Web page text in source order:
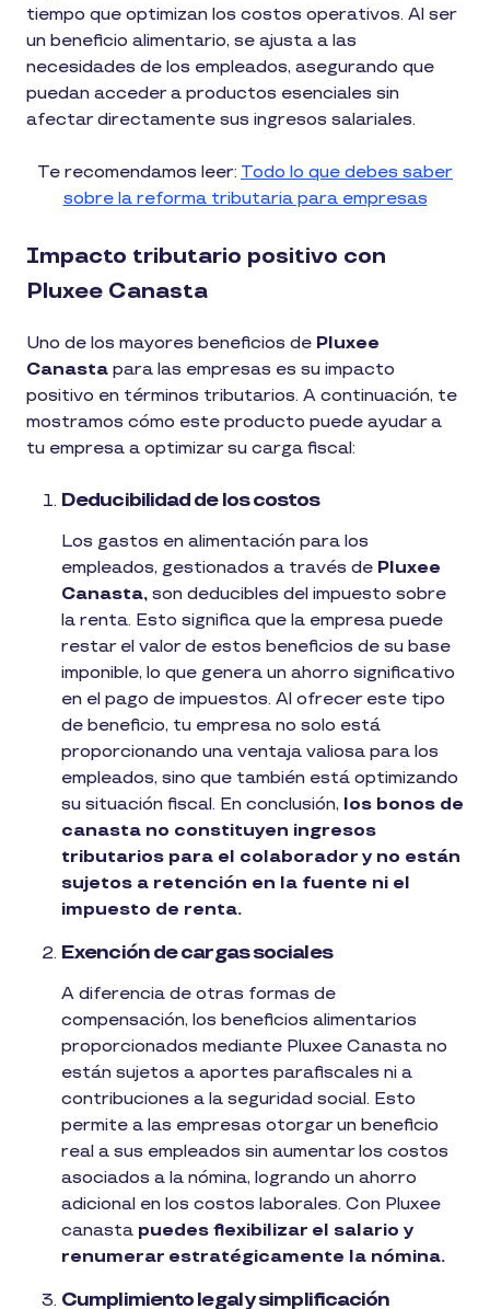
tiempo que optimizan los costos operativos. Al ser
un beneficio alimentario, se ajusta a las
necesidades de los empleados, asegurando que
puedan acceder a productos esenciales sin
afectar directamente sus ingresos salariales.
Te recomendamos leer: Todo lo que debes saber
sobre la reforma tributaria para empresas
Impacto tributario positivo con
Pluxee Canasta
Uno de los mayores beneficios de Pluxee
Canasta para las empresas es su impacto
positivo en términos tributarios. A continuación, te
mostramos cómo este producto puede ayudar a
tu empresa a optimizar su carga fiscal:
Deducibilidad de los costos
Los gastos en alimentación para los
empleados, gestionados a través de Pluxee
Canasta, son deducibles del impuesto sobre
la renta. Esto significa que la empresa puede
restar el valor de estos beneficios de su base
imponible, lo que genera un ahorro significativo
en el pago de impuestos. Al ofrecer este tipo
de beneficio, tu empresa no solo está
proporcionando una ventaja valiosa para los
empleados, sino que también está optimizando
su situación fiscal. En conclusión, los bonos de
canasta no constituyen ingresos
tributarios para el colaborador y no están
sujetos a retención en la fuente ni el
impuesto de renta.
Exención de cargas sociales
A diferencia de otras formas de
compensación, los beneficios alimentarios
proporcionados mediante Pluxee Canasta no
están sujetos a aportes parafiscales ni a
contribuciones a la seguridad social. Esto
permite a las empresas otorgar un beneficio
real a sus empleados sin aumentar los costos
asociados a la nómina, logrando un ahorro
adicional en los costos laborales. Con Pluxee
canasta puedes flexibilizar el salario y
renumerar estratégicamente la nómina.
Cumplimiento legal y simplificación